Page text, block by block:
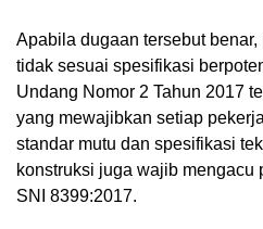
Apabila dugaan tersebut
tidak sesuai spesifikasi
Undang Nomor 2 Tahun 2017
yang mewajibkan setiap
standar mutu dan spesifikasi
konstruksi juga wajib mengacu
SNI 8399:2017.